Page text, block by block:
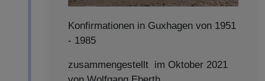
Konfirmationen in Guxhagen von 1951
- 1985
zusammengestellt im Oktober 2021